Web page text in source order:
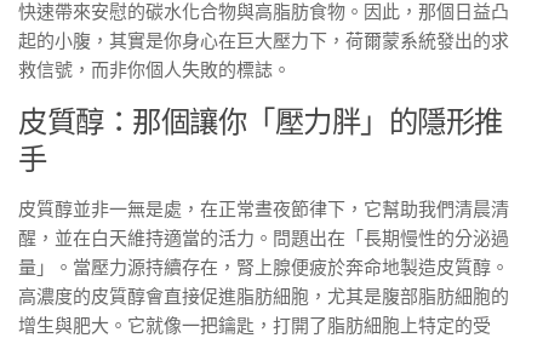
快速帶來安慰的碳水化合物與高脂肪食物。因此，那個日益凸
起的小腹，其實是你身心在巨大壓力下，荷爾蒙系統發出的求
救信號，而非你個人失敗的標誌。
皮質醇：那個讓你「壓力胖」的隱形推
手
皮質醇並非一無是處，在正常晝夜節律下，它幫助我們清晨清
醒，並在白天維持適當的活力。問題出在「長期慢性的分泌過
量」。當壓力源持續存在，腎上腺便疲於奔命地製造皮質醇。
高濃度的皮質醇會直接促進脂肪細胞，尤其是腹部脂肪細胞的
增生與肥大。它就像一把鑰匙，打開了脂肪細胞上特定的受